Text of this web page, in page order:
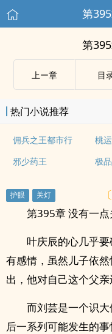
第
第
上ー章 目
热门小说推荐
佣兵之王都市行 桃
邪少药王
极
第395章 没有一
叶庆辰的心几乎
有感情，虽然儿子依
出，他对自己这个父亲
而刘芸是一个识
后一系列可能发生的